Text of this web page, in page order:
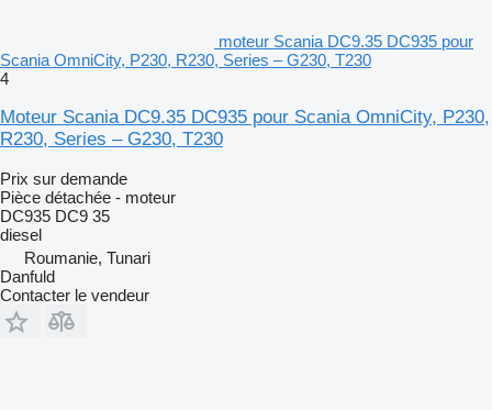
moteur Scania DC9.35 DC935 pour
Scania OmniCity, P230, R230, Series – G230, T230
4
Moteur Scania DC9.35 DC935 pour Scania OmniCity, P230,
R230, Series – G230, T230
Prix sur demande
Pièce détachée - moteur
DC935 DC9 35
diesel
Roumanie, Tunari
Danfuld
Contacter le vendeur